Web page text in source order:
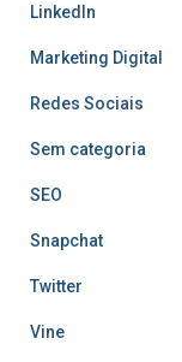
LinkedIn
Marketing Digital
Redes Sociais
Sem categoria
SEO
Snapchat
Twitter
Vine